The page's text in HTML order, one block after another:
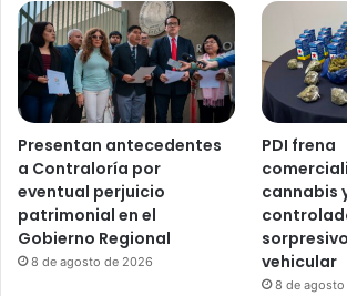
Presentan antecedentes
a Contraloría por
eventual perjuicio
patrimonial en el
Gobierno Regional
8 de agosto de 2026
PDI frena
cannabis
vehicular
8 de